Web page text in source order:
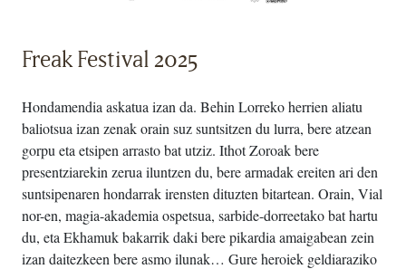
Freak Festival 2025
Hondamendia askatua izan da. Behin Lorreko herrien aliatu
baliotsua izan zenak orain suz suntsitzen du lurra, bere atzean
gorpu eta etsipen arrasto bat utziz. Ithot Zoroak bere
presentziarekin zerua iluntzen du, bere armadak ereiten ari den
suntsipenaren hondarrak irensten dituzten bitartean. Orain, Vial
nor-en, magia-akademia ospetsua, sarbide-dorreetako bat hartu
du, eta Ekhamuk bakarrik daki bere pikardia amaigabean zein
izan daitezkeen bere asmo ilunak… Gure heroiek geldiaraziko